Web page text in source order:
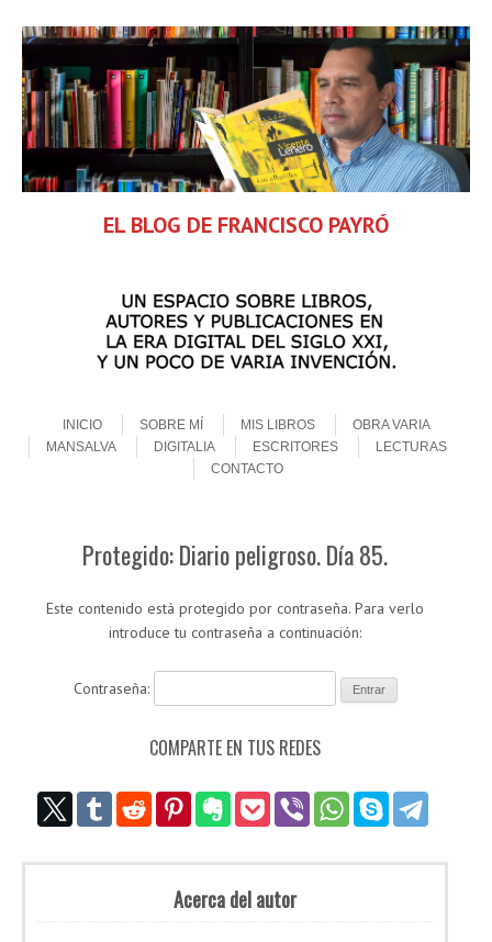
EL BLOG DE FRANCISCO PAYRÓ
MenuINICIO
SOBRE MÍ MIS LIBROS
OBRA VARIA
MANSALVA
DIGITALIA ESCRITORES
LECTURAS
CONTACTO
Protegido: Diario peligroso. Día 85.
Este contenido está protegido por contraseña. Para verlo
introduce tu contraseña a continuación:
Contraseña:
COMPARTE EN TUS REDES
Acerca del autor